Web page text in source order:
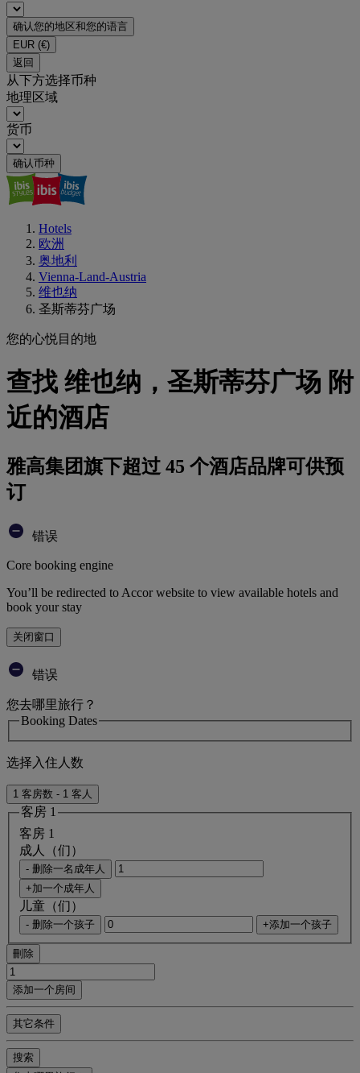
确认您的地区和您的语言
EUR (€)
返回
从下方选择币种
地理区域
货币
确认币种
Hotels
欧洲
奥地利
Vienna-Land-Austria
维也纳
圣斯蒂芬广场
您的心悦目的地
查找 维也纳，圣斯蒂芬广场 附
近的酒店
雅高集团旗下超过 45 个酒店品牌可供预
订
错误
Core booking engine
You’ll be redirected to Accor website to view available hotels and
book your stay
关闭窗口
错误
您去哪里旅行？
Booking Dates
选择入住人数
1 客房数 - 1 客人
客房 1
客房 1
成人（们）
- 删除一名成年人
+加一个成年人
儿童（们）
- 删除一个孩子 +添加一个孩子
刪除
添加一个房间
其它条件
搜索